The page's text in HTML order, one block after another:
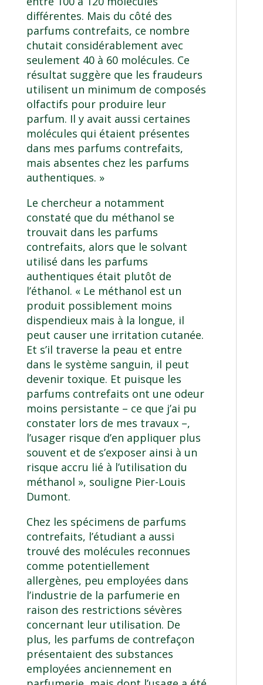
différentes. Mais du côté des
parfums contrefaits, ce nombre
chutait considérablement avec
seulement 40 à 60 molécules. Ce
résultat suggère que les fraudeurs
utilisent un minimum de composés
olfactifs pour produire leur
parfum. Il y avait aussi certaines
molécules qui étaient présentes
dans mes parfums contrefaits,
mais absentes chez les parfums
authentiques. »
Le chercheur a notamment
constaté que du méthanol se
trouvait dans les parfums
contrefaits, alors que le solvant
utilisé dans les parfums
authentiques était plutôt de
l’éthanol. « Le méthanol est un
produit possiblement moins
dispendieux mais à la longue, il
peut causer une irritation cutanée.
Et s’il traverse la peau et entre
dans le système sanguin, il peut
devenir toxique. Et puisque les
parfums contrefaits ont une odeur
moins persistante – ce que j’ai pu
constater lors de mes travaux –,
l’usager risque d’en appliquer plus
souvent et de s’exposer ainsi à un
risque accru lié à l’utilisation du
méthanol », souligne Pier-Louis
Dumont.
Chez les spécimens de parfums
contrefaits, l’étudiant a aussi
trouvé des molécules reconnues
comme potentiellement
allergènes, peu employées dans
l’industrie de la parfumerie en
raison des restrictions sévères
concernant leur utilisation. De
plus, les parfums de contrefaçon
présentaient des substances
employées anciennement en